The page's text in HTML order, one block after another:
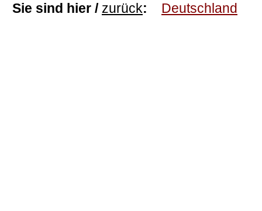
Sie sind hier / zurück: Deutschland